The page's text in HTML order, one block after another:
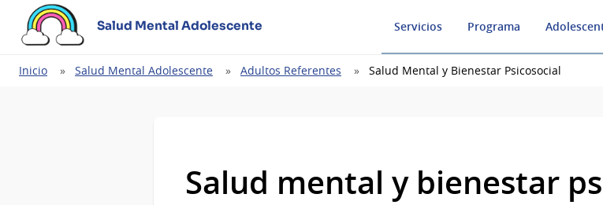
Salud Mental Adolescente Servicios Programa
Ruta
Inicio Salud Mental Adolescente Adultos Referentes Salud Mental y Bienestar Psicosocial
Salud mental y bienestar